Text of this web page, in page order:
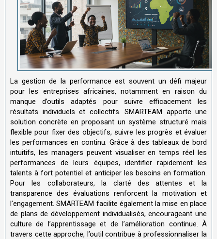
La gestion de la performance est souvent un défi majeur
pour les entreprises africaines, notamment en raison du
manque d’outils adaptés pour suivre efficacement les
résultats individuels et collectifs. SMARTEAM apporte une
solution concrète en proposant un système structuré mais
flexible pour fixer des objectifs, suivre les progrès et évaluer
les performances en continu. Grâce à des tableaux de bord
intuitifs, les managers peuvent visualiser en temps réel les
performances de leurs équipes, identifier rapidement les
talents à fort potentiel et anticiper les besoins en formation.
Pour les collaborateurs, la clarté des attentes et la
transparence des évaluations renforcent la motivation et
l’engagement. SMARTEAM facilite également la mise en place
de plans de développement individualisés, encourageant une
culture de l’apprentissage et de l’amélioration continue. À
travers cette approche, l’outil contribue à professionnaliser la